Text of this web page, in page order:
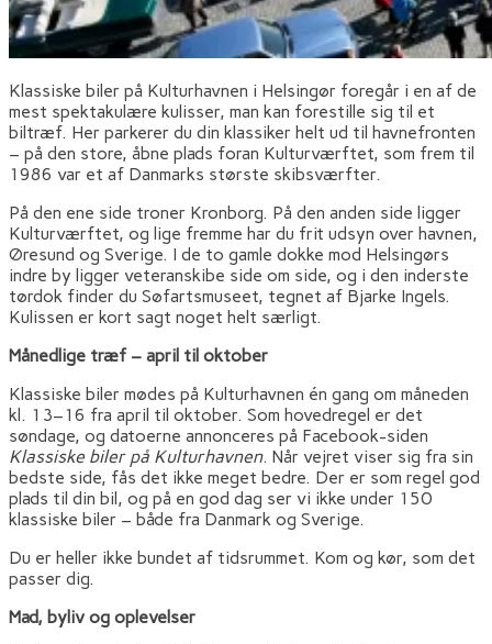
Klassiske biler på Kulturhavnen i Helsingør foregår i en af de
mest spektakulære kulisser, man kan forestille sig til et
biltræf. Her parkerer du din klassiker helt ud til havnefronten
– på den store, åbne plads foran Kulturværftet, som frem til
1986 var et af Danmarks største skibsværfter.
På den ene side troner Kronborg. På den anden side ligger
Kulturværftet, og lige fremme har du frit udsyn over havnen,
Øresund og Sverige. I de to gamle dokke mod Helsingørs
indre by ligger veteranskibe side om side, og i den inderste
tørdok finder du Søfartsmuseet, tegnet af Bjarke Ingels.
Kulissen er kort sagt noget helt særligt.
Månedlige træf – april til oktober
Klassiske biler mødes på Kulturhavnen én gang om måneden
kl. 13–16 fra april til oktober. Som hovedregel er det
søndage, og datoerne annonceres på Facebook-siden
Klassiske biler på Kulturhavnen. Når vejret viser sig fra sin
bedste side, fås det ikke meget bedre. Der er som regel god
plads til din bil, og på en god dag ser vi ikke under 150
klassiske biler – både fra Danmark og Sverige.
Du er heller ikke bundet af tidsrummet. Kom og kør, som det
passer dig.
Mad, byliv og oplevelser